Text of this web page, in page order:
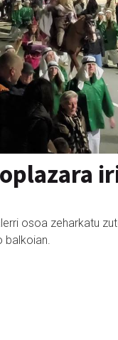
osoa zeharkatu